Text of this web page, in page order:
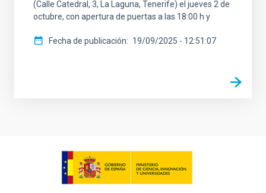
(Calle Catedral, 3, La Laguna, Tenerife) el jueves 2 de
octubre, con apertura de puertas a las 18:00 h y
Fecha de publicación 19/09/2025 - 12:51:07